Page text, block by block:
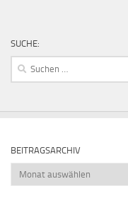
SUCHE:
Suchen
BEITRAGSARCHIV
Beitragsarchiv